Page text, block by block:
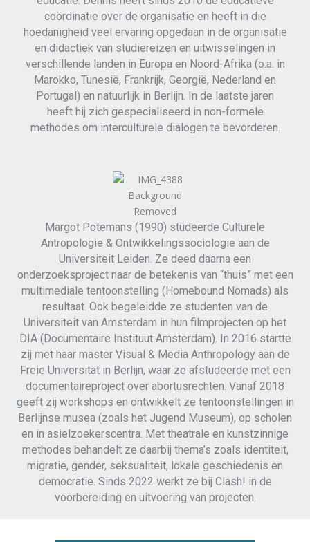
coördinatie over de organisatie en heeft in die
hoedanigheid veel ervaring opgedaan in de organisatie
en didactiek van studiereizen en uitwisselingen in
verschillende landen in Europa en Noord-Afrika (o.a. in
Marokko, Tunesië, Frankrijk, Georgië, Nederland en
Portugal) en natuurlijk in Berlijn. In de laatste jaren
heeft hij zich gespecialiseerd in non-formele
methodes om interculturele dialogen te bevorderen.
Margot Potemans (1990) studeerde Culturele
Antropologie & Ontwikkelingssociologie aan de
Universiteit Leiden. Ze deed daarna een
onderzoeksproject naar de betekenis van “thuis” met een
multimediale tentoonstelling (Homebound Nomads) als
resultaat. Ook begeleidde ze studenten van de
Universiteit van Amsterdam in hun filmprojecten op het
DIA (Documentaire Instituut Amsterdam). In 2016 startte
zij met haar master Visual & Media Anthropology aan de
Freie Universität in Berlijn, waar ze afstudeerde met een
documentaireproject over abortusrechten. Vanaf 2018
geeft zij workshops en ontwikkelt ze tentoonstellingen in
Berlijnse musea (zoals het Jugend Museum), op scholen
en in asielzoekerscentra. Met theatrale en kunstzinnige
methodes behandelt ze daarbij thema’s zoals identiteit,
migratie, gender, seksualiteit, lokale geschiedenis en
democratie. Sinds 2022 werkt ze bij Clash! in de
voorbereiding en uitvoering van projecten.